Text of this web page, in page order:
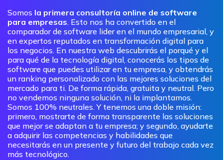
Somos la primera consultoría online de software
para empresas. Esto nos ha convertido en el
comparador de software lider en el mundo empresarial, y
en expertos reputados en transformación digital para
los negocios. En nuestra web descubrirás el porqué y el
para qué de la tecnología digital, conocerás los tipos de
software que puedes utilizar en tu empresa, y obtendrás
un ranking personalizado con las mejores soluciones del
mercado para ti. De forma rápida, gratuita y neutral. Pero
no vendemos ninguna solución, ni la implantamos.
Somos 100% neutrales. Y tenemos una doble misión:
primero, mostrarte de forma transparente las soluciones
que mejor se adaptan a tu empresa; y segundo, ayudarte
a adquirir las competencias y habilidades que
necesitarás en un presente y futuro del trabajo cada vez
más tecnológico.